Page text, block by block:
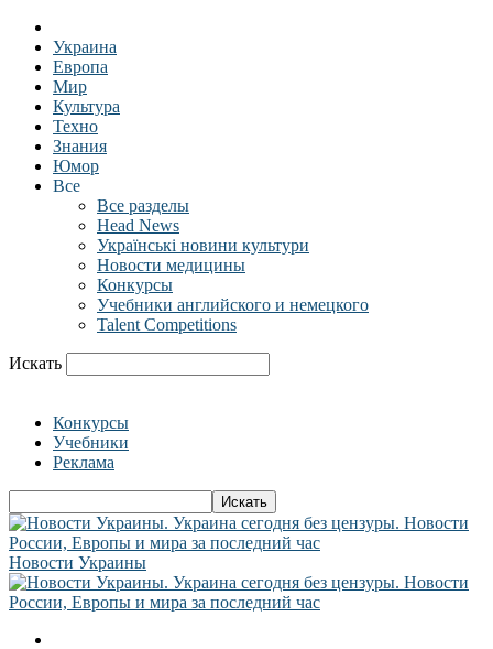
Украина
Европа
Мир
Культура
Техно
Знания
Юмор
Все
Все разделы
Head News
Українські новини культури
Новости медицины
Конкурсы
Учебники английского и немецкого
Talent Competitions
Искать
Конкурсы
Учебники
Реклама
Новости Украины